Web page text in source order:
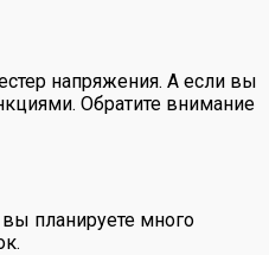
напряжения. А если вы
Обратите внимание
планируете много